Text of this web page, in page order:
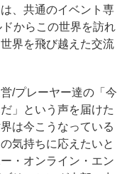
、共通のイベント専
からこの世界を訪れ
界を飛び越えた交流
/プレーヤー達の「今
」という声を届けた
は今こうなっている
気持ちに応えたいと
・オンライン・エン